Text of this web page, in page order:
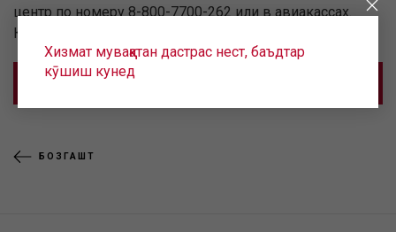
центр по номеру 8-800-7700-262 или в авиакассах.
Количество мест ограничено.
БОЗГАШТ
Хизмат муваққатан дастрас нест, баъдтар
кӯшиш кунед